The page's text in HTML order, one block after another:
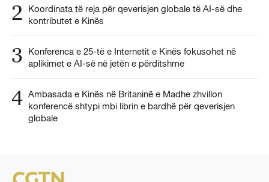
2
Koordinata të reja për qeverisjen globale të AI-së dhe
kontributet e Kinës
3
Konferenca e 25-të e Internetit e Kinës fokusohet në
aplikimet e AI-së në jetën e përditshme
4 Ambasada e Kinës në Britaninë e Madhe zhvillon
konferencë shtypi mbi librin e bardhë për qeverisjen
globale